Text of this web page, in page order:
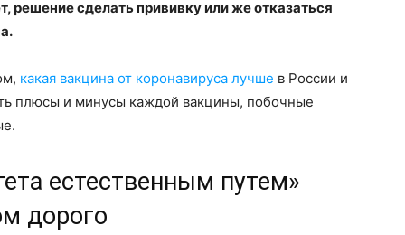
решение сделать прививку или же отказаться
какая вакцина от коронавируса лучше в России и
плюсы и минусы каждой вакцины, побочные
естественным путем»
дорого